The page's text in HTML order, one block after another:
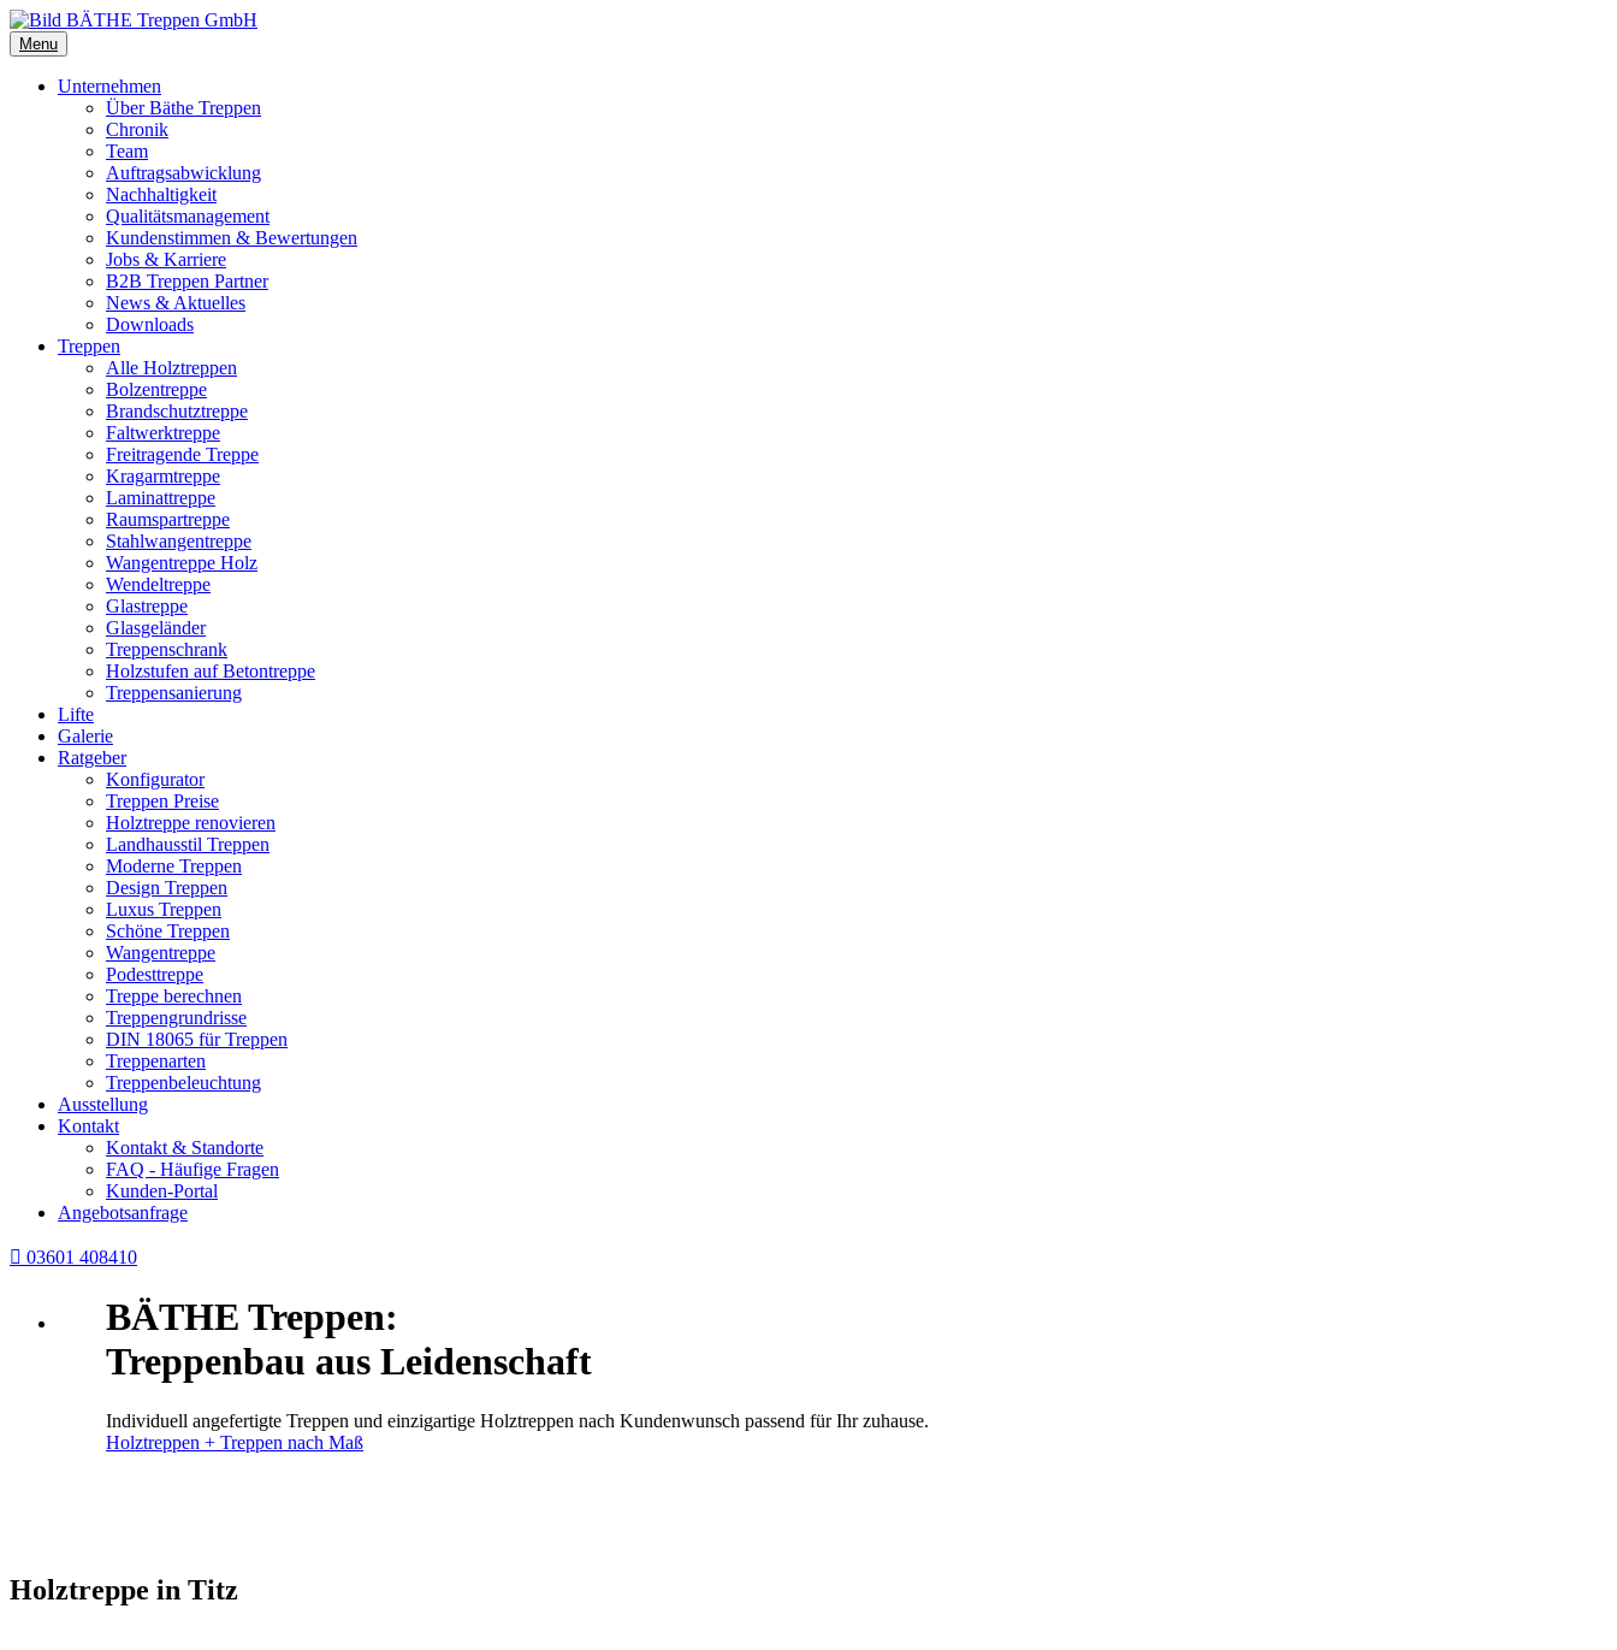
Menu
Unternehmen
Über Bäthe Treppen
Chronik
Team
Auftragsabwicklung
Nachhaltigkeit
Qualitätsmanagement
Kundenstimmen & Bewertungen
Jobs & Karriere
B2B Treppen Partner
News & Aktuelles
Downloads
Treppen
Alle Holztreppen
Bolzentreppe
Brandschutztreppe
Faltwerktreppe
Freitragende Treppe
Kragarmtreppe
Laminattreppe
Raumspartreppe
Stahlwangentreppe
Wangentreppe Holz
Wendeltreppe
Glastreppe
Glasgeländer
Treppenschrank
Holzstufen auf Betontreppe
Treppensanierung
Lifte
Galerie
Ratgeber
Konfigurator
Treppen Preise
Holztreppe renovieren
Landhausstil Treppen
Moderne Treppen
Design Treppen
Luxus Treppen
Schöne Treppen
Wangentreppe
Podesttreppe
Treppe berechnen
Treppengrundrisse
DIN 18065 für Treppen
Treppenarten
Treppenbeleuchtung
Ausstellung
Kontakt
Kontakt & Standorte
FAQ - Häufige Fragen
Kunden-Portal
Angebotsanfrage
 03601 408410
BÄTHE Treppen:
Treppenbau aus Leidenschaft
Individuell angefertigte Treppen und einzigartige Holztreppen nach Kundenwunsch passend für Ihr zuhause.
Holztreppen + Treppen nach Maß
Holztreppe in Titz